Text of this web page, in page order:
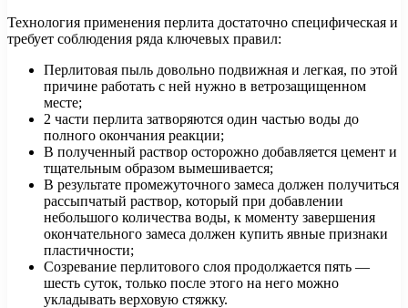
Технология применения перлита достаточно специфическая и
требует соблюдения ряда ключевых правил:
Перлитовая пыль довольно подвижная и легкая, по этой
причине работать с ней нужно в ветрозащищенном
месте;
2 части перлита затворяются один частью воды до
полного окончания реакции;
В полученный раствор осторожно добавляется цемент и
тщательным образом вымешивается;
В результате промежуточного замеса должен получиться
рассыпчатый раствор, который при добавлении
небольшого количества воды, к моменту завершения
окончательного замеса должен купить явные признаки
пластичности;
Созревание перлитового слоя продолжается пять —
шесть суток, только после этого на него можно
укладывать верховую стяжку.